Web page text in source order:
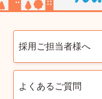
採用ご担当者様へ
よくあるご質問